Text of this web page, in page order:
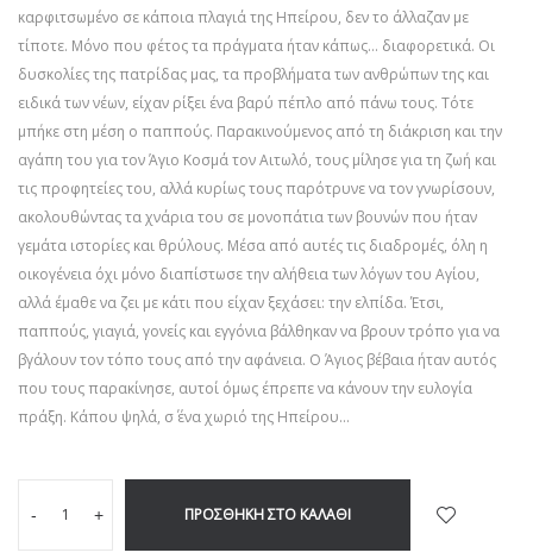
καρφιτσωμένο σε κάποια πλαγιά της Ηπείρου, δεν το άλλαζαν με
τίποτε. Μόνο που φέτος τα πράγματα ήταν κάπως… διαφορετικά. Οι
δυσκολίες της πατρίδας μας, τα προβλήματα των ανθρώπων της και
ειδικά των νέων, είχαν ρίξει ένα βαρύ πέπλο από πάνω τους. Τότε
μπήκε στη μέση ο παππούς. Παρακινούμενος από τη διάκριση και την
αγάπη του για τον Άγιο Κοσμά τον Αιτωλό, τους μίλησε για τη ζωή και
τις προφητείες του, αλλά κυρίως τους παρότρυνε να τον γνωρίσουν,
ακολουθώντας τα χνάρια του σε μονοπάτια των βουνών που ήταν
γεμάτα ιστορίες και θρύλους. Μέσα από αυτές τις διαδρομές, όλη η
οικογένεια όχι μόνο διαπίστωσε την αλήθεια των λόγων του Αγίου,
αλλά έμαθε να ζει με κάτι που είχαν ξεχάσει: την ελπίδα. Έτσι,
παππούς, γιαγιά, γονείς και εγγόνια βάλθηκαν να βρουν τρόπο για να
βγάλουν τον τόπο τους από την αφάνεια. Ο Άγιος βέβαια ήταν αυτός
που τους παρακίνησε, αυτοί όμως έπρεπε να κάνουν την ευλογία
πράξη. Κάπου ψηλά, σ΄ ένα χωριό της Ηπείρου…
- + ΠΡΟΣΘΉΚΗ ΣΤΟ ΚΑΛΆΘΙ